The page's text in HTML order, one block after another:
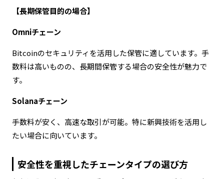
【長期保管目的の場合】
Omniチェーン
Bitcoinのセキュリティを活用した保管に適しています。手
数料は高いものの、長期間保管する場合の安全性が魅力で
す。
Solanaチェーン
手数料が安く、高速な取引が可能。特に新興技術を活用し
たい場合に向いています。
安全性を重視したチェーンタイプの選び方